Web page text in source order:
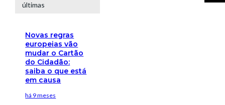
últimas
Novas regras
europeias vão
mudar o Cartão
do Cidadão:
saiba o que está
em causa
há 9 meses